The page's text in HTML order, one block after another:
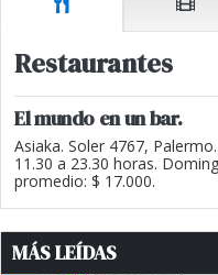
Restaurantes
El mundo en un bar.
Asiaka. Soler 4767,
11.30 a 23.30 horas.
promedio: $ 17.000.
MÁS LEÍDAS